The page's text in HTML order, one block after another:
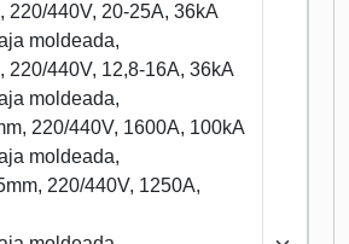
220/440V, 20-25A, 36kA
moldeada,
220/440V, 12,8-16A, 36kA
moldeada,
220/440V, 1600A, 100kA
moldeada,
220/440V, 1250A,